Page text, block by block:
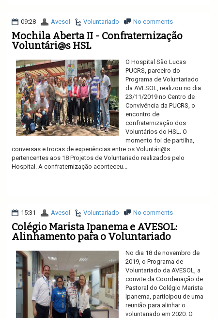
09:28 Avesol Voluntariado No comments
Mochila Aberta II - Confraternização
Voluntári@s HSL
O Hospital São Lucas
PUCRS, parceiro do
Programa de Voluntariado
da AVESOL, realizou no dia
23/11/2019 no Centro de
Convivência da PUCRS, o
encontro de
confraternização dos
Voluntários do HSL. O
momento foi de partilha,
conversas e trocas de experiências entre os Voluntári@s
pertencentes aos 18 Projetos de Voluntariado realizados pelo
Hospital. A confraternização aconteceu...
15:31 Avesol Voluntariado No comments
Colégio Marista Ipanema e AVESOL:
Alinhamento para o Voluntariado
No dia 18 de novembro de
2019, o Programa de
Voluntariado da AVESOL, a
convite da Coordenação de
Pastoral do Colégio Marista
Ipanema, participou de uma
reunião para alinhar o
voluntariado em 2020. O